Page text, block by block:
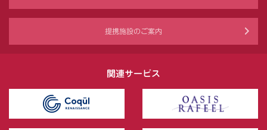
提携施設のご案内
関連サービス